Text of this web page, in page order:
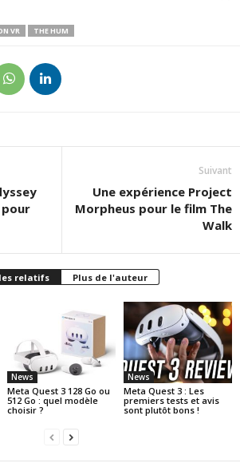
VR THE HUM
pour
Suivant
Une expérience Project
Morpheus pour le film The
Walk
relatifs Plus de l'auteur
News
Meta Quest 3 128 Go ou
512 Go : quel modèle
choisir ?
News
Meta Quest 3 : Les
premiers tests et avis
sont plutôt bons !